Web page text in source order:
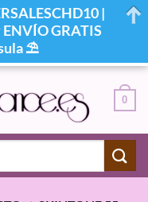
0
|
GRATIS
⛱